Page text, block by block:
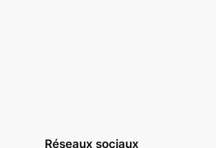
Réseaux sociaux